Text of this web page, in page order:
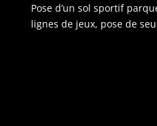
Pose d’un sol sportif
lignes de jeux, pose de